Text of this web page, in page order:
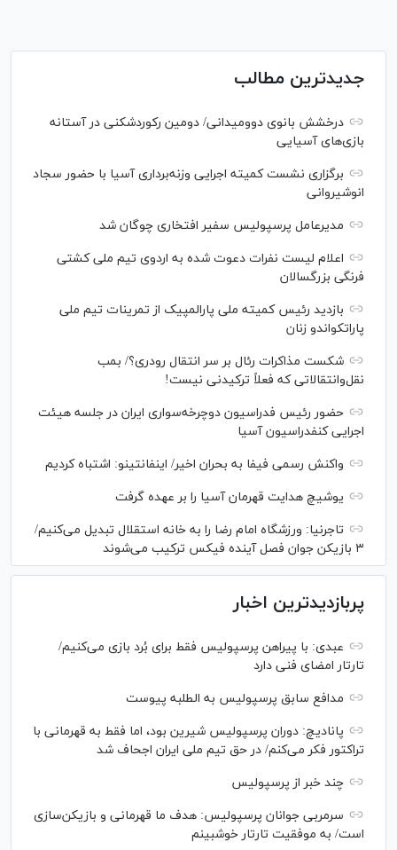
جدیدترین مطالب
درخشش بانوی دوومیدانی/ دومین رکوردشکنی در آستانه
بازی‌های آسیایی
برگزاری نشست کمیته اجرایی وزنه‌برداری آسیا با حضور سجاد
انوشیروانی
مدیرعامل پرسپولیس سفیر افتخاری چوگان شد
اعلام لیست نفرات دعوت شده به اردوی تیم ملی کشتی
فرنگی بزرگسالان
بازدید رئیس کمیته ملی پارالمپیک از تمرینات تیم ملی
پاراتکواندو زنان
شکست مذاکرات رئال بر سر انتقال رودری؟/ بمب
نقل‌وانتقالاتی که فعلاً ترکیدنی نیست!
حضور رئیس فدراسیون دوچرخه‌سواری ایران در جلسه هیئت
اجرایی کنفدراسیون آسیا
واکنش رسمی فیفا به بحران اخیر/ اینفانتینو: اشتباه کردیم
یوشیچ هدایت قهرمان آسیا را بر عهده گرفت
تاجرنیا: ورزشگاه امام رضا را به خانه استقلال تبدیل می‌کنیم/
۳ بازیکن جوان فصل آینده فیکس ترکیب می‌شوند
پربازدیدترین اخبار
عبدی: با پیراهن پرسپولیس فقط برای بُرد بازی می‌کنیم/
تارتار امضای فنی دارد
مدافع سابق پرسپولیس به الطلبه پیوست
پانادیچ: دوران پرسپولیس شیرین بود، اما فقط به قهرمانی با
تراکتور فکر می‌کنم/ در حق تیم ملی ایران اجحاف شد
چند خبر از پرسپولیس
سرمربی جوانان پرسپولیس: هدف ما قهرمانی و بازیکن‌سازی
است/ به موفقیت تارتار خوشبینم